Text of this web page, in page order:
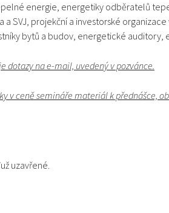
energie, energetiky odběratelů
a SVJ, projekční a investorské
bytů a budov, energetické auditory,
dotazy na e-mail, uvedený v pozvánce.
v ceně semináře materiál k přednášce,
uzavřené.